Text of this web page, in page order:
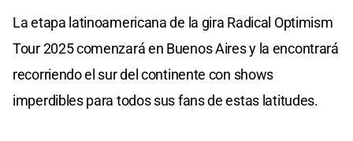
La etapa latinoamericana de la gira Radical Optimism
Tour 2025 comenzará en Buenos Aires y la encontrará
recorriendo el sur del continente con shows
imperdibles para todos sus fans de estas latitudes.